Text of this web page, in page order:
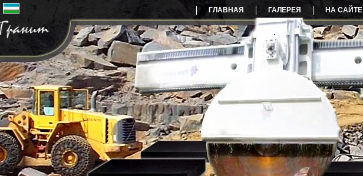
ГЛАВНАЯ ГАЛЕРЕЯ НА САЙТЕ